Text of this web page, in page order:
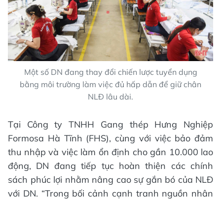
Một số DN đang thay đổi chiến lược tuyển dụng
bằng môi trường làm việc đủ hấp dẫn để giữ chân
NLĐ lâu dài.
Tại Công ty TNHH Gang thép Hưng Nghiệp
Formosa Hà Tĩnh (FHS), cùng với việc bảo đảm
thu nhập và việc làm ổn định cho gần 10.000 lao
động, DN đang tiếp tục hoàn thiện các chính
sách phúc lợi nhằm nâng cao sự gắn bó của NLĐ
với DN. “Trong bối cảnh cạnh tranh nguồn nhân